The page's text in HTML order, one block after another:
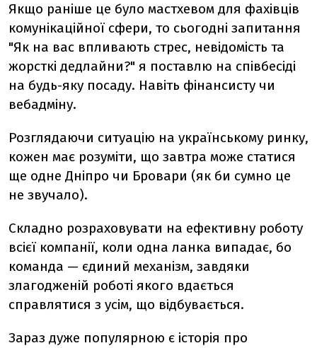
Якщо раніше це було мастхевом для фахівців
комунікаційної сфери, то сьогодні запитання
"Як на вас впливають стрес, невідомість та
жорсткі дедлайни?" я поставлю на співбесіді
на будь-яку посаду. Навіть фінансисту чи
вебадміну.
Розглядаючи ситуацію на українському ринку,
кожен має розуміти, що завтра може статися
ще одне Дніпро чи Бровари (як би сумно це
не звучало).
Складно розраховувати на ефективну роботу
всієї компанії, коли одна ланка випадає, бо
команда — єдиний механізм, завдяки
злагодженій роботі якого вдається
справлятися з усім, що відбувається.
Зараз дуже популярною є історія про